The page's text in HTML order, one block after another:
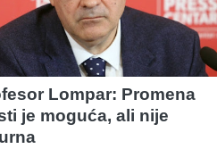
Lompar: Promena
je moguća, ali nije